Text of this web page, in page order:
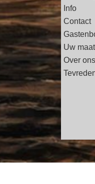
Info
Contact
Uw maat
Over ons